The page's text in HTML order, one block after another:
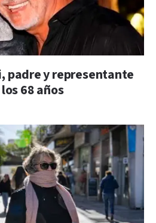
padre y representante
68 años